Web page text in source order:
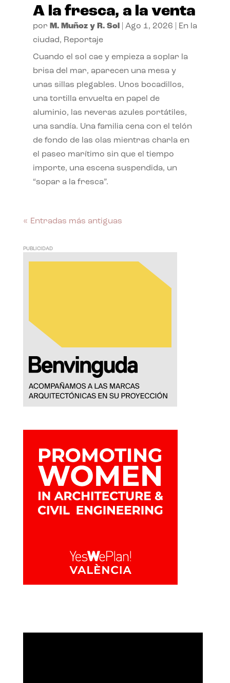
A la fresca, a la venta
por M. Muñoz y R. Sol Ago 1, 2026
En la
ciudad, Reportaje
Cuando el sol cae y empieza a soplar la
brisa del mar, aparecen una mesa y
unas sillas plegables. Unos bocadillos,
una tortilla envuelta en papel de
aluminio, las neveras azules portátiles,
una sandía. Una familia cena con el telón
de fondo de las olas mientras charla en
el paseo marítimo sin que el tiempo
importe, una escena suspendida, un
“sopar a la fresca”.
« Entradas más antiguas
PUBLICIDAD